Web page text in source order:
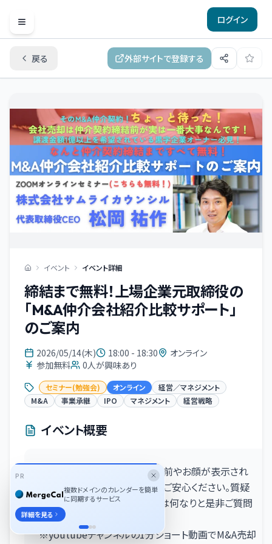
Open menu
ログイン
戻る 外部サイトで登録する
イベント イベント詳細
締結まで無料！上場企業元取締役の
「M&A仲介会社紹介比較サポート」
のご案内
2026/05/14(木) 18:00 - 18:30
オンライン
参加無料
0人が興味あり
セミナー(勉強会) オンライン
経営／マネジメント
M&A
事業承継 IPO マネジメント 経営戦略
イベント概要
※参加中は他の参加者にお名前やお顔が表示され
ることはありませんのでどうがご安心ください。質疑
応答時間もありますので当日は何なりと是非ご質問
ください※
※youtubeチャンネルの1分ショート動画でM&A売却
PR
複数ドメインのカレンダーを簡単
に同期するサービス
詳細を見る